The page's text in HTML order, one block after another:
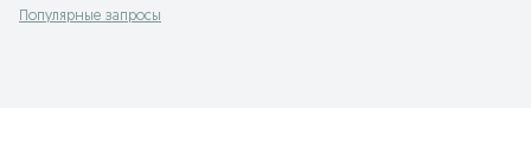
Популярные запросы